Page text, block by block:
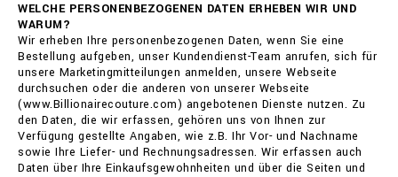
WELCHE PERSONENBEZOGENEN DATEN ERHEBEN WIR UND
WARUM?
Wir erheben Ihre personenbezogenen Daten, wenn Sie eine
Bestellung aufgeben, unser Kundendienst-Team anrufen, sich für
unsere Marketingmitteilungen anmelden, unsere Webseite
durchsuchen oder die anderen von unserer Webseite
(www.Billionairecouture.com) angebotenen Dienste nutzen. Zu
den Daten, die wir erfassen, gehören uns von Ihnen zur
Verfügung gestellte Angaben, wie z.B. Ihr Vor- und Nachname
sowie Ihre Liefer- und Rechnungsadressen. Wir erfassen auch
Daten über Ihre Einkaufsgewohnheiten und über die Seiten und